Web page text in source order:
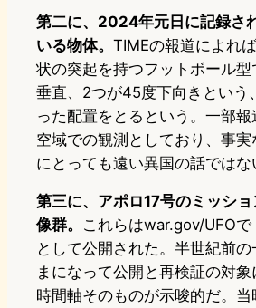
第二に、2024年元日に記録さ
いる物体。 TIMEの報道によれ
状の突起を持つフットボール
垂直、2つが45度下向きという
った配置をとるという。一部
空域での観測としており、事
にとっても遠い異国の話ではな
第三に、アポロ17号のミッシ
像群。 これらはwar.gov/UFOで
として公開された。半世紀前
まになって公開と再検証の対
時間軸そのものが示唆的だ。